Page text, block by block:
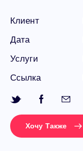
Клиент
Дата
Услуги
Ссылка
Хочу Также